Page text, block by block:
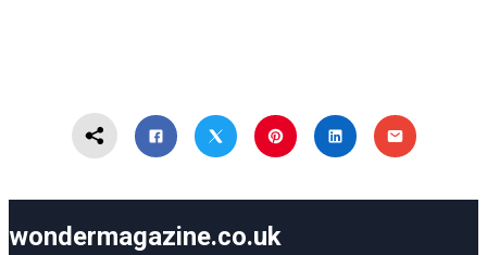
wondermagazine.co.uk